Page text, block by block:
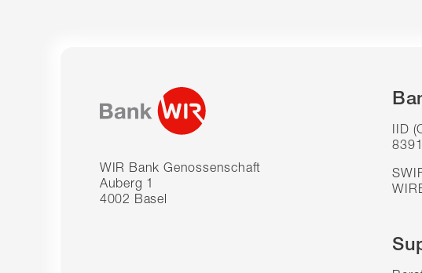
WIR Bank Genossenschaft
Auberg 1
4002 Basel
IID
8391